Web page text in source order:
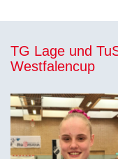
TG Lage und
Westfalencup